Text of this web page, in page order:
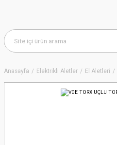
Anasayfa Elektrikli Aletler El Aletleri